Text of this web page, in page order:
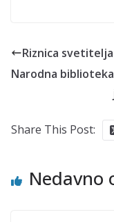
Riznica
Narodna
Share This Post:
Nedavno